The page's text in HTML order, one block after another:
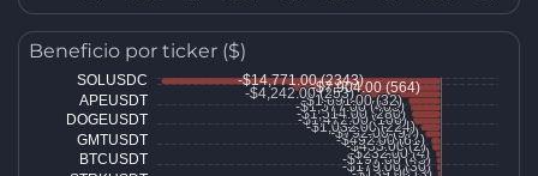
Beneficio por ticker ($)